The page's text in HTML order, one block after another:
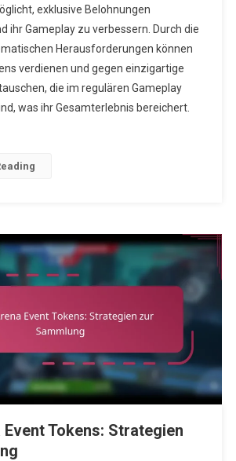
Saisonale
Events
Und
Themen
exklusive Belohnungen
ihr Gameplay zu verbessern. Durch die
Herausforderungen können
verdienen und gegen einzigartige
die im regulären Gameplay
was ihr Gesamterlebnis bereichert.
Tokens: Strategien